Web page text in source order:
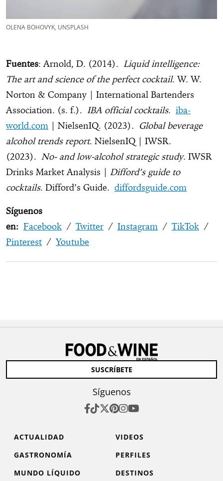
OLENA BOHOVYK, UNSPLASH
Fuentes: Arnold, D. (2014). Liquid intelligence:
The art and science of the perfect cocktail. W. W.
Norton & Company | International Bartenders
Association. (s. f.). IBA official cocktails. iba-
world.com | NielsenIQ. (2023). Global beverage
alcohol trends report. NielsenIQ | IWSR.
(2023). No- and low-alcohol strategic study. IWSR
Drinks Market Analysis | Difford’s guide to
cocktails. Difford’s Guide. diffordsguide.com
Síguenos
en: Facebook / Twitter / Instagram / TikTok /
Pinterest / Youtube
SUSCRÍBETE
Síguenos
ACTUALIDAD
VIDEOS
GASTRONOMÍA
PERFILES
MUNDO LÍQUIDO
DESTINOS